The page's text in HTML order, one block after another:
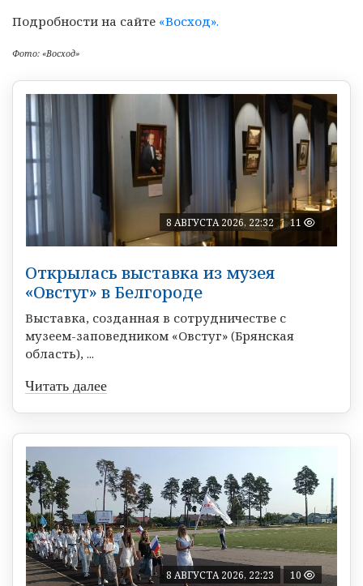
Подробности на сайте «Восход».
Фото: «Восход»
8 АВГУСТА 2026, 22:32 11
Открылась выставка из музея
«Овстуг» в Белгороде
Выставка, созданная в сотрудничестве с
музеем-заповедником «Овстуг» (Брянская
область), ...
Читать далее
8 АВГУСТА 2026, 22:23 10